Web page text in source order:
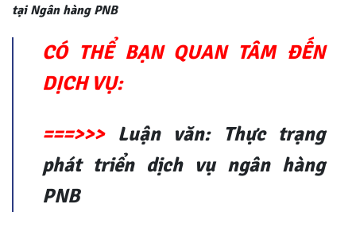
tại Ngân hàng PNB
CÓ THỂ BẠN QUAN TÂM ĐẾN
DỊCH VỤ:
===>>> Luận văn: Thực trạng
phát triển dịch vụ ngân hàng
PNB